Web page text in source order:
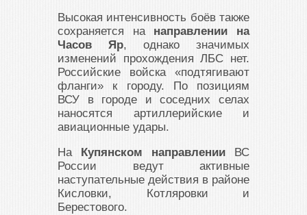
Высокая интенсивность боёв также
сохраняется на направлении на
Часов Яр, однако значимых
изменений прохождения ЛБС нет.
Российские войска «подтягивают
фланги» к городу. По позициям
ВСУ в городе и соседних селах
наносятся артиллерийские и
авиационные удары.
На
Купянском направлении ВС
России ведут активные
наступательные действия в районе
Кисловки, Котляровки и
Берестового.